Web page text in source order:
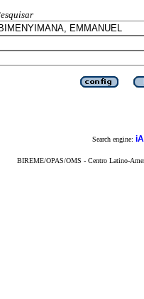
Search engine:
BIREME/OPAS/OMS - Centro Latino-